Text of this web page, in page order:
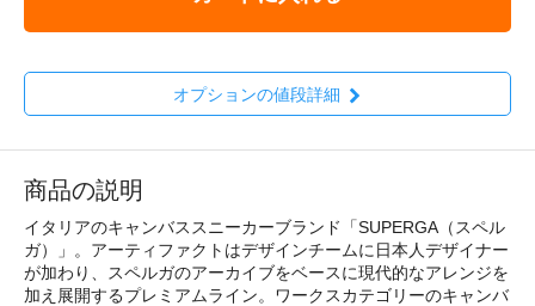
オプションの値段詳細
商品の説明
イタリアのキャンバススニーカーブランド「SUPERGA（スペル
ガ）」。アーティファクトはデザインチームに日本人デザイナー
が加わり、スペルガのアーカイブをベースに現代的なアレンジを
加え展開するプレミアムライン。ワークスカテゴリーのキャンバ